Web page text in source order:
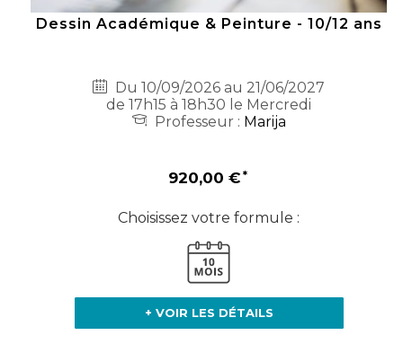
Dessin Académique & Peinture - 10/12 ans
Du 10/09/2026 au 21/06/2027
de 17h15 à 18h30 le Mercredi
Professeur : Marija
920,00 €
Choisissez votre formule :
+ VOIR LES DÉTAILS